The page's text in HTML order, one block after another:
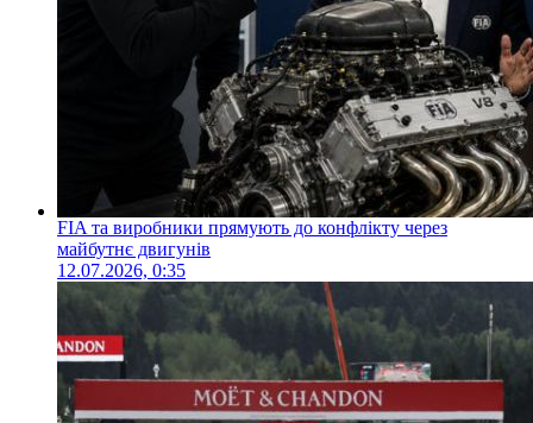
FIA та виробники прямують до конфлікту через
майбутнє двигунів
12.07.2026, 0:35